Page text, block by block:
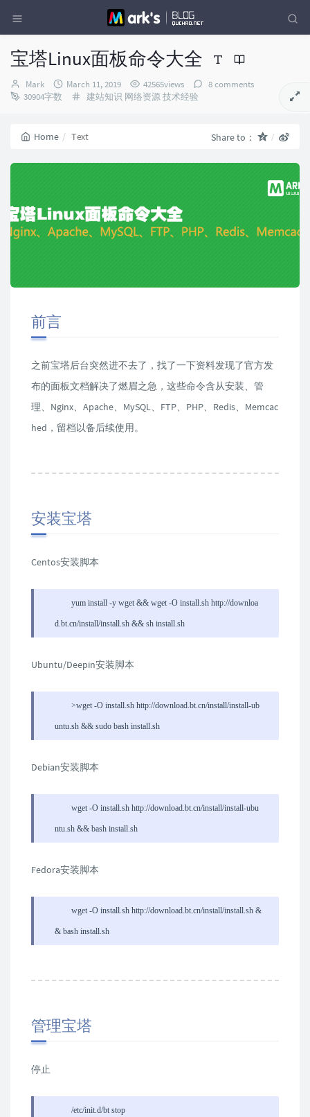
宝塔Linux面板命令大全
Author：
Mark
发
布
March 11, 2019 42565views
8 comments
30904字数
Categories：
建站知识 网络资源技术经验
Home Text Share to：
前言
之前宝塔后台突然进不去了，找了一下资料发现了官方发
布的面板文档解决了燃眉之急，这些命令含从安装、管
理、Nginx、Apache、MySQL、FTP、PHP、Redis、Memcac
hed，留档以备后续使用。
安装宝塔
Centos安装脚本
yum install -y wget && wget -O install.sh http://downloa
d.bt.cn/install/install.sh && sh install.sh
Ubuntu/Deepin安装脚本
>wget -O install.sh http://download.bt.cn/install/install-ub
untu.sh && sudo bash install.sh
Debian安装脚本
wget -O install.sh http://download.bt.cn/install/install-ubu
ntu.sh && bash install.sh
Fedora安装脚本
wget -O install.sh http://download.bt.cn/install/install.sh &
& bash install.sh
管理宝塔
停止
/etc/init.d/bt stop